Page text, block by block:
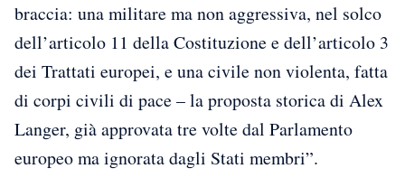
braccia: una militare ma non aggressiva, nel solco
dell’articolo 11 della Costituzione e dell’articolo 3
dei Trattati europei, e una civile non violenta, fatta
di corpi civili di pace – la proposta storica di Alex
Langer, già approvata tre volte dal Parlamento
europeo ma ignorata dagli Stati membri”.